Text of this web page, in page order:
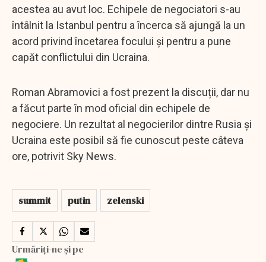
acestea au avut loc. Echipele de negociatori s-au
întâlnit la Istanbul pentru a încerca să ajungă la un
acord privind încetarea focului și pentru a pune
capăt conflictului din Ucraina.
Roman Abramovici a fost prezent la discuții, dar nu
a făcut parte în mod oficial din echipele de
negociere. Un rezultat al negocierilor dintre Rusia și
Ucraina este posibil să fie cunoscut peste câteva
ore, potrivit Sky News.
summit putin zelenski
Urmăriți-ne și pe